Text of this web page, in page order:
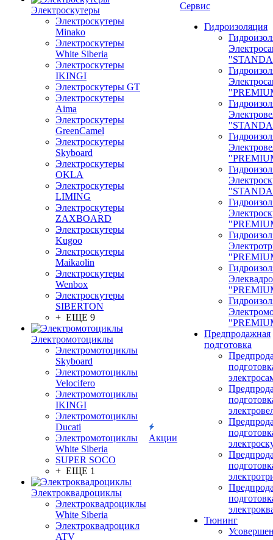
Электроскутеры
Электроскутеры
Minako
Электроскутеры
White Siberia
Электроскутеры
IKINGI
Электроскутеры GT
Электроскутеры
Aima
Электроскутеры
GreenCamel
Электроскутеры
Skyboard
Электроскутеры
OKLA
Электроскутеры
LIMING
Электроскутеры
ZAXBOARD
Электроскутеры
Kugoo
Электроскутеры
Maikaolin
Электроскутеры
Wenbox
Электроскутеры
SIBERTON
+ ЕЩЕ 9
Электромотоциклы
Электромотоциклы
Skyboard
Электромотоциклы
Velocifero
Электромотоциклы
IKINGI
Электромотоциклы
Ducati
Электромотоциклы
White Siberia
SUPER SOCO
+ ЕЩЕ 1
Электроквадроциклы
Электроквадроциклы
White Siberia
Электроквадроцикл
ATV
Акции
Сервис
Гидроизоляция
Предпродажная
подготовка
Тюнинг